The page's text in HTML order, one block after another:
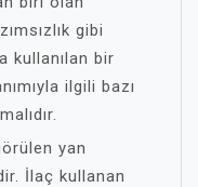
gibi
kullanılan bir
ilgili bazı
yan
İlaç kullanan